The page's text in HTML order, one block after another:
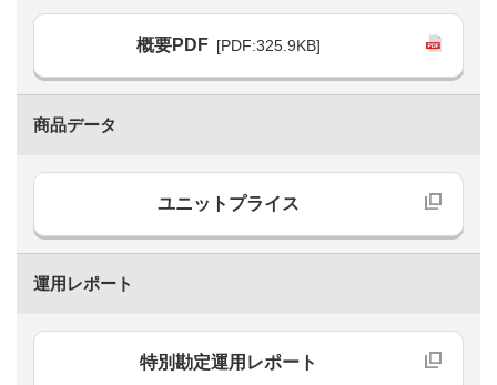
概要PDF [PDF:325.9KB]
商品データ
ユニットプライス
運用レポート
特別勘定運用レポート